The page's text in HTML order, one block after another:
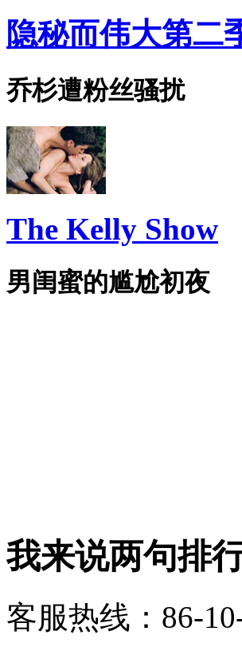
隐秘而伟大第二
乔杉遭粉丝骚扰
The Kelly Show
男闺蜜的尴尬初夜
我来说两句排
客服热线：86-